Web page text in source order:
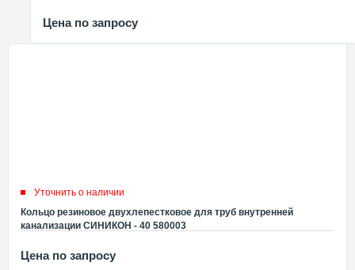
Цена по запросу
Уточнить о наличии
Кольцо резиновое двухлепестковое для труб внутренней
канализации СИНИКОН - 40 580003
Цена по запросу